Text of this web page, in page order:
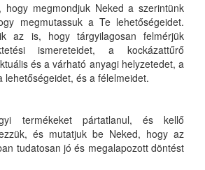
megmondjuk Neked a szerintünk
megmutassuk a Te lehetőségeidet.
az is, hogy tárgyilagosan felmérjük
ismereteidet, a kockázattűrő
és a várható anyagi helyzetedet, a
lehetőségeidet, és a félelmeidet.
termékeket pártatlanul, és kellő
és mutatjuk be Neked, hogy az
tudatosan jó és megalapozott döntést